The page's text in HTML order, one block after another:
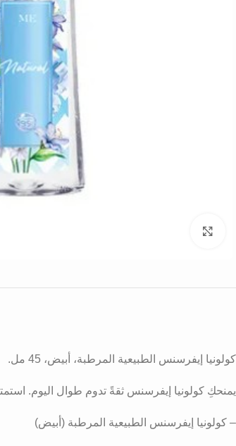
كولونيا إيفرسنس الطبيعية المرطبة، أبيض، 45 مل.
يمنحكِ كولونيا إيفرسنس ثقةً تدوم طوال اليوم.
– كولونيا إيفرسنس الطبيعية المرطبة (أبيض)